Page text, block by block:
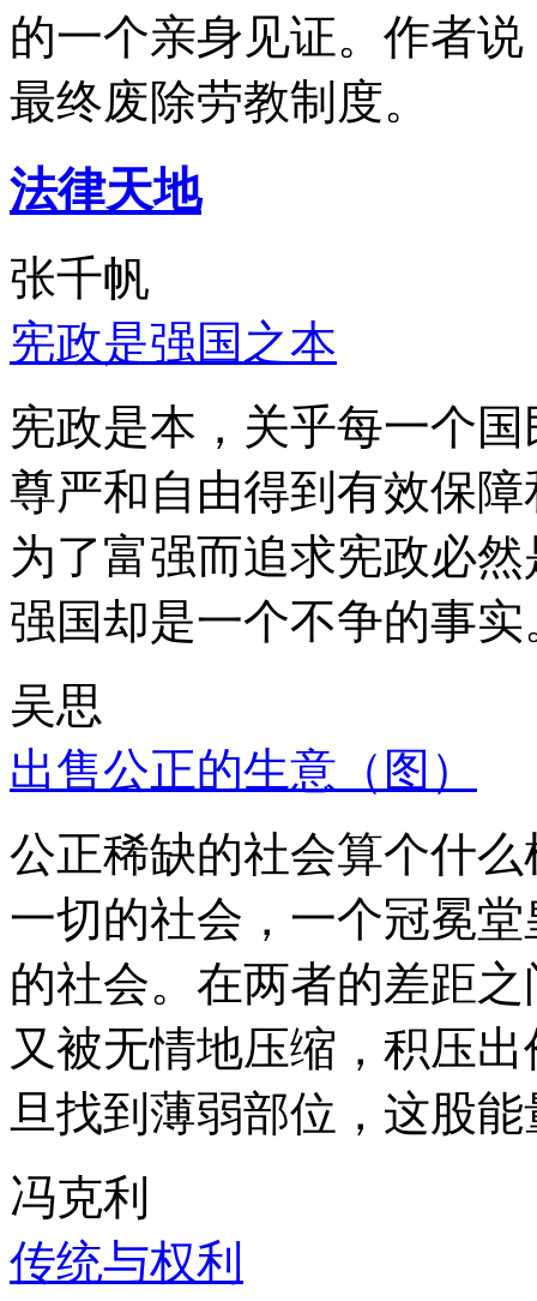
的一个亲身见证。作者
最终废除劳教制度。
法律天地
张千帆
宪政是强国之本
宪政是本，关乎每一个
尊严和自由得到有效保
为了富强而追求宪政必
强国却是一个不争的事实
吴思
出售公正的生意（图）
公正稀缺的社会算个什
一切的社会，一个冠冕
的社会。在两者的差距
又被无情地压缩，积压
旦找到薄弱部位，这股
冯克利
传统与权利